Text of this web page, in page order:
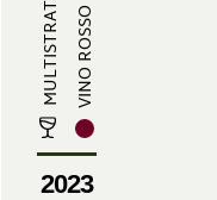
VINO ROSSO
2023